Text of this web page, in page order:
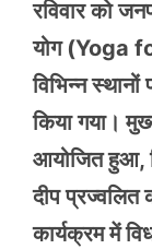
रविवार को
योग (Yoga
विभिन्न
किया गया।
आयोजित हुआ,
दीप प्रज्वलित
कार्यक्रम में